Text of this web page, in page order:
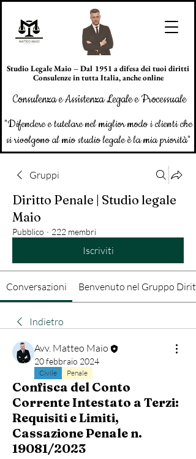
Studio Legale Maio – Dal 1951 a difesa dei tuoi diritti
Consulenze in tutta Italia, anche online
Consulenza e Assistenza Legale e Processuale
"Difendere e tutelare nel miglior modo i clienti che
si rivolgono al mio studio legale è la mia priorità"
Gruppi
Diritto Penale | Studio legale
Maio
Pubblico · 222 membri
Iscriviti
Conversazioni Benvenuto nel Gruppo
Indietro
Avv. Matteo Maio
20 febbraio 2024
Civile Penale
Confisca del Conto
Corrente Intestato a Terzi:
Requisiti e Limiti,
Cassazione Penale n.
19081/2023